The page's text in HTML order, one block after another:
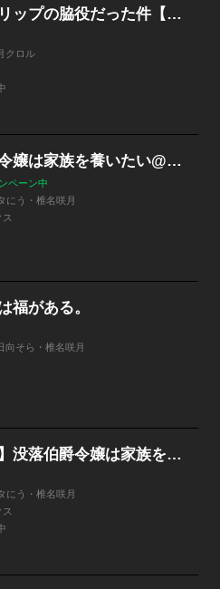
異世界トリップの脇役だった件【単話売】
クロル
没落伯爵令嬢は家族を養いたい@COMIC
ペーン中
にう・椎名咲月
福がある。
向そら・椎名咲月
【単話版】没落伯爵令嬢は家族を養いたい@COMIC
にう・椎名咲月